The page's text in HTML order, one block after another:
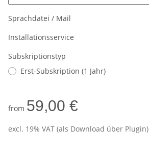
Sprachdatei / Mail
Installationsservice
Subskriptionstyp
Erst-Subskription (1 Jahr)
from 59,00 €
excl. 19% VAT (als Download über Plugin)